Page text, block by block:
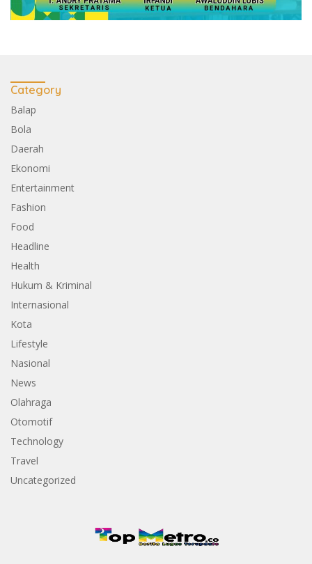
Category
Balap
Bola
Daerah
Ekonomi
Entertainment
Fashion
Food
Headline
Health
Hukum & Kriminal
Internasional
Kota
Lifestyle
Nasional
News
Olahraga
Otomotif
Technology
Travel
Uncategorized